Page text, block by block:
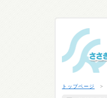
トップページ >